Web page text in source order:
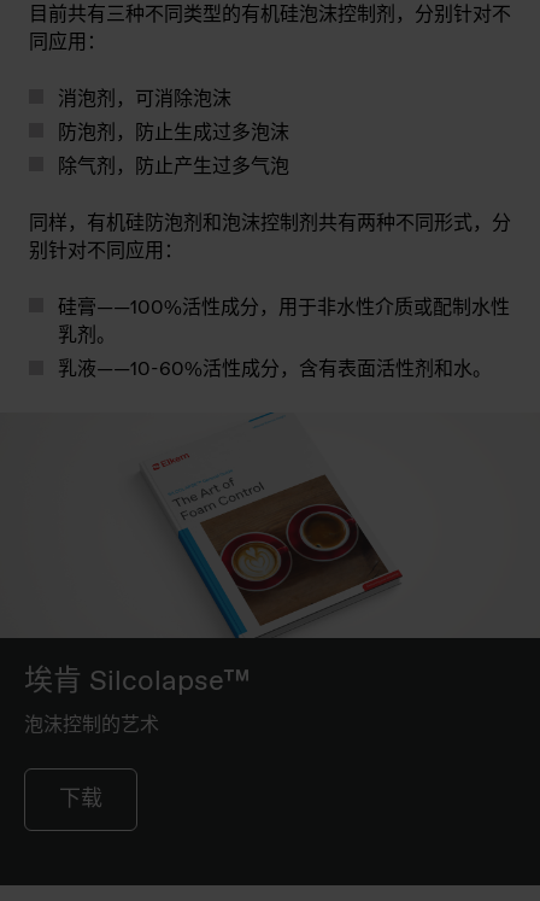
目前共有三种不同类型的有机硅泡沫控制剂，分别针对不
同应用：
消泡剂，可消除泡沫
防泡剂，防止生成过多泡沫
除气剂，防止产生过多气泡
同样，有机硅防泡剂和泡沫控制剂共有两种不同形式，分
别针对不同应用：
硅膏——100%活性成分，用于非水性介质或配制水性
乳剂。
乳液——10-60%活性成分，含有表面活性剂和水。
埃肯 Silcolapse™
泡沫控制的艺术
下载